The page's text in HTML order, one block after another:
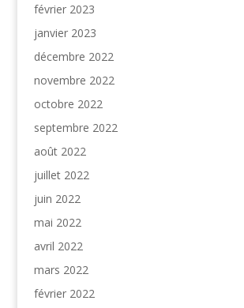
février 2023
janvier 2023
décembre 2022
novembre 2022
octobre 2022
septembre 2022
août 2022
juillet 2022
juin 2022
mai 2022
avril 2022
mars 2022
février 2022